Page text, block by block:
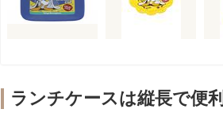
ランチケースは縦長で便